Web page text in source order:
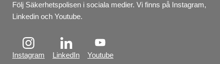
Följ Säkerhetspolisen i sociala medier. Vi finns på Instagram,
Linkedin och Youtube.
Instagram LinkedIn Youtube